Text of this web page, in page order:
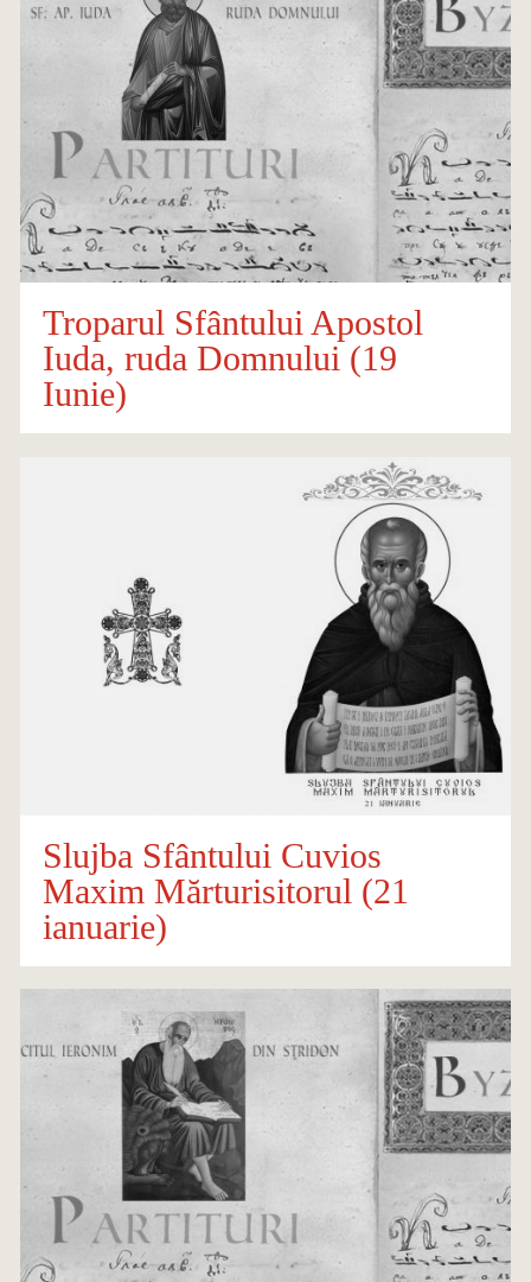
Troparul Sfântului Apostol
Iuda, ruda Domnului (19
Iunie)
Slujba Sfântului Cuvios
Maxim Mărturisitorul (21
ianuarie)